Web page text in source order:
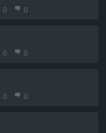
0 0
0 0
0 0